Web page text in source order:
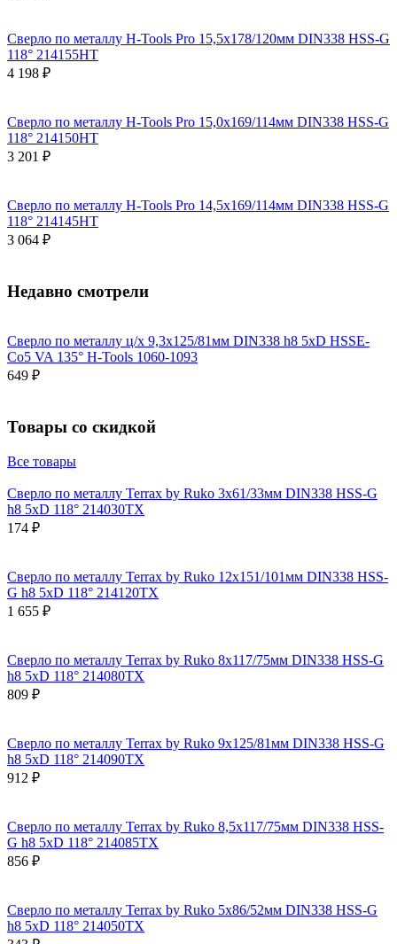
Сверло по металлу H-Tools Pro 15,5x178/120мм DIN338 HSS-G
118° 214155HT
4 198 ₽
Сверло по металлу H-Tools Pro 15,0x169/114мм DIN338 HSS-G
118° 214150HT
3 201 ₽
Сверло по металлу H-Tools Pro 14,5x169/114мм DIN338 HSS-G
118° 214145HT
3 064 ₽
Недавно смотрели
Сверло по металлу ц/х 9,3x125/81мм DIN338 h8 5xD HSSE-
Co5 VA 135° H-Tools 1060-1093
649 ₽
Товары со скидкой
Все товары
Сверло по металлу Terrax by Ruko 3x61/33мм DIN338 HSS-G
h8 5xD 118° 214030TX
174 ₽
Сверло по металлу Terrax by Ruko 12x151/101мм DIN338 HSS-
G h8 5xD 118° 214120TX
1 655 ₽
Сверло по металлу Terrax by Ruko 8x117/75мм DIN338 HSS-G
h8 5xD 118° 214080TX
809 ₽
Сверло по металлу Terrax by Ruko 9x125/81мм DIN338 HSS-G
h8 5xD 118° 214090TX
912 ₽
Сверло по металлу Terrax by Ruko 8,5x117/75мм DIN338 HSS-
G h8 5xD 118° 214085TX
856 ₽
Сверло по металлу Terrax by Ruko 5x86/52мм DIN338 HSS-G
h8 5xD 118° 214050TX